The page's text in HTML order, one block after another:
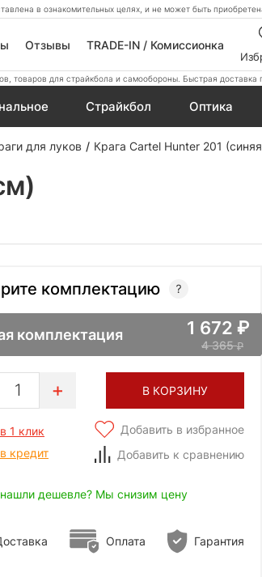
в ознакомительных целях, и не может быть
Отзывы TRADE-IN / Комиссионка
товаров для страйкбола и самообороны. Быстрая доставка
Страйкбол Оптика
для луков Крага Cartel Hunter 201
комплектацию
комплектация 1 672
4 365
1 В КОРЗИНУ
1 клик
кредит
Добавить в избранное
Добавить к сравнению
дешевле? Мы снизим цену
Оплата Гарантия